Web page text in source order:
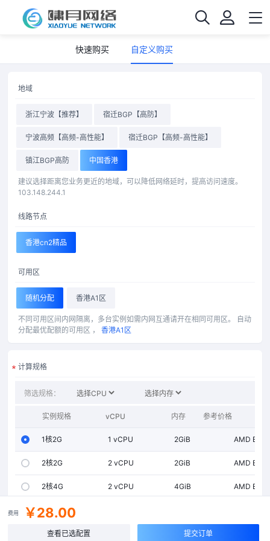
快速购买 自定义购买
地域
浙江宁波【推荐】 宿迁BGP【高防】
宁波高频【高频-高性能】 宿迁BGP【高频-高性能】
镇江BGP高防 中国香港
建议选择距离您业务更近的地域，可以降低网络延时，提高访问速度。
103.148.244.1
线路节点
香港cn2精品
可用区
随机分配 香港A1区
不同可用区间内网隔离，多台实例如需内网互通请开在相同可用区。
自动
分配最优配额的可用区 ， 香港A1区
计算规格
筛选规格：
实例规格 vCPU 内存 参考价格
1核2G 1 vCPU 2GiB AMD
2核2G 2 vCPU 2GiB AMD
2核4G 2 vCPU 4GiB AMD
2核6G
4核4G 4GiB
费用 ￥28.00
查看已选配置 提交订单